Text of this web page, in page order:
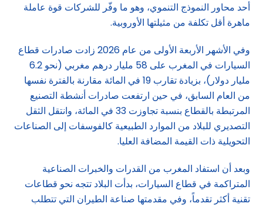
أحد محاور النموذج التنموي، وهو ما وفّر للشركات قوة عاملة
ماهرة أقل تكلفة من مثيلتها الأوروبية.
وفي الأشهر الأربعة الأولى من عام 2026 زادت صادرات قطاع
السيارات في المغرب على 58 مليار درهم مغربي (نحو 6.2
مليار دولار)، بزيادة تقارب 19 في المائة مقارنة بالفترة نفسها
من العام السابق، في حين ارتفعت صادرات أنشطة التصنيع
المرتبطة بالقطاع بنسبة تجاوزت 33 في المائة، وانتقل الثقل
التصديري للبلاد من الموارد الطبيعية كالفوسفات إلى الصناعات
التحويلية ذات القيمة المضافة العليا.
وبعد أن استفاد المغرب من القدرات والخبرات الصناعية
المتراكمة في قطاع السيارات، بدأت البلاد تتجه نحو قطاعات
تقنية أكثر تقدماً، وفي مقدمتها صناعة الطيران التي تتطلب